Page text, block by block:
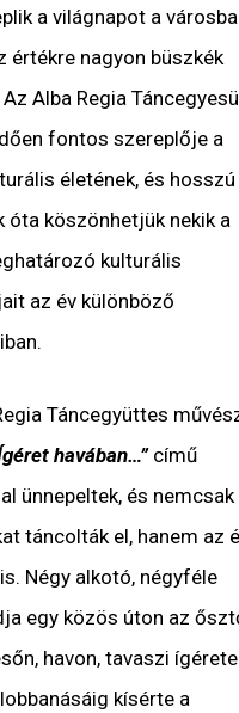
a világnapot a
értékre nagyon büszkék
Alba Regia
fontos szereplője a
életének, és hosszú
óta köszönhetjük nekik a
kulturális
az év különböző
Táncegyüttes
havában…”című
ünnepeltek, és nemcsak
táncolták el, hanem az
Négy alkotó, négyféle
egy közös úton az
havon, tavaszi
kísérte a